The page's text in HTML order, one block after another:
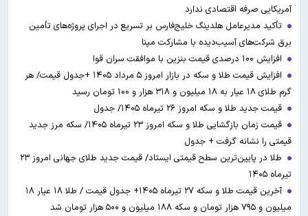
آمریکایی صرفه اقتصادی ندارد
تأکید مدیرعامل هلدینگ خلیج‌فارس بر تسریع در اجرای پروژه‌های تأمین
برق شرکت‌های آسیب‌دیده با مشارکت مپنا
افزایش ۱۰۰ درصدی قیمت بنزین با موافقت سران قوا
افزایش قیمت طلا و سکه در بازار امروز ۵ مرداد ۱۴۰۵ +جدول قیمت/ هر
گرم طلای ۱۸ عیار به ۱۸ میلیون و ۳۱۸ هزار و ۱۰۰ تومان رسید
قیمت جدید طلا و سکه امروز ۲۶ تیرماه ۱۴۰۵/ جدول
قیمت زمان بازگشایی طلا و سکه امروز ۲۳ تیرماه ۱۴۰۵/ سکه مرز جدید
قیمتی را نشانه گرفت + جدول
طلا در پایین‌ترین سطح قیمتی ایستاد/ قیمت جدید طلای جهانی امروز ۲۳
تیرماه ۱۴۰۵
آخرین قیمت طلا و سکه ۲۷ تیرماه ۱۴۰۵+ جدول قیمت / طلا ۱۸ عیار ۱۸
میلیون و ۷۹۵ هزار تومان و سکه ۱۸۸ میلیون و ۵۰۰ هزار تومان شد